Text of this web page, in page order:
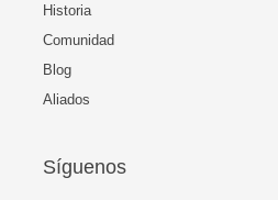
Historia
Comunidad
Blog
Aliados
Síguenos